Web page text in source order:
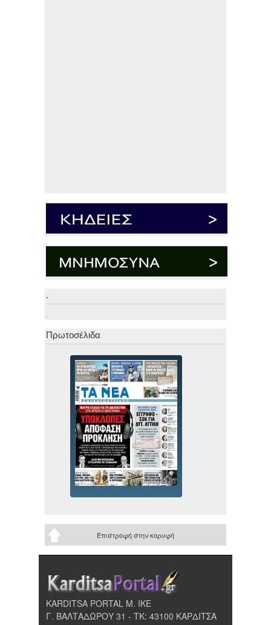
.
.
Πρωτοσέλιδα
Επιστροφή στην κορυφή
KARDITSA PORTAL Μ. ΙΚΕ
Γ. ΒΑΛΤΑΔΩΡΟΥ 31 - ΤΚ: 43100 ΚΑΡΔΙΤΣΑ